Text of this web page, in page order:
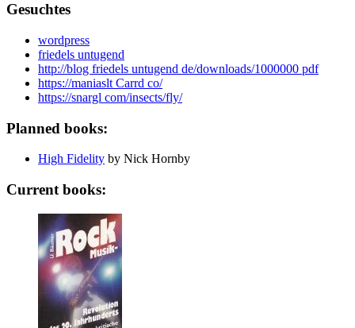
Gesuchtes
wordpress
friedels untugend
http://blog friedels untugend de/downloads/1000000 pdf
https://maniaslt Carrd co/
https://snargl com/insects/fly/
Planned books:
High Fidelity by Nick Hornby
Current books: